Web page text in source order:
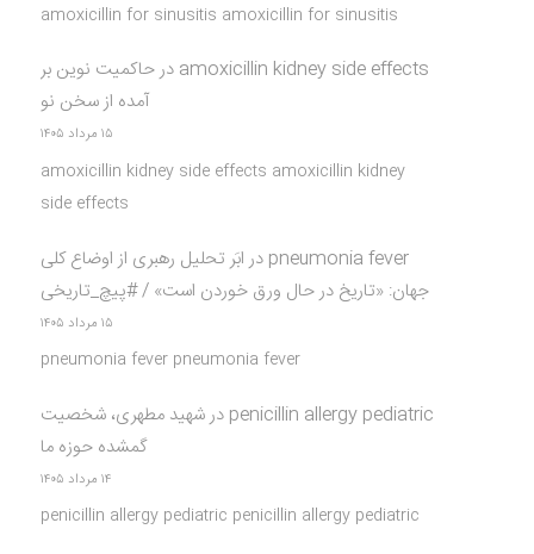
amoxicillin for sinusitis amoxicillin for sinusitis
amoxicillin kidney side effects درحاکمیت نوین بر
آمده از سخن نو
۱۵ مرداد ۱۴۰۵
amoxicillin kidney side effects amoxicillin kidney
side effects
pneumonia fever در ابَر تحلیل رهبری از اوضاع کلی
جهان: «تاریخ در حال ورق خوردن است» / #پیچ_تاریخی
۱۵ مرداد ۱۴۰۵
pneumonia fever pneumonia fever
penicillin allergy pediatric درشهید مطهری، شخصیت
گمشده حوزه ما
۱۴ مرداد ۱۴۰۵
penicillin allergy pediatric penicillin allergy pediatric